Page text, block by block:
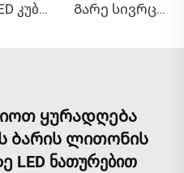
10სმ LED კუბის ნათები წყალგამძლებელი PE პლასტიკის მოსასხენი მედეგი სტილური მდგრადი განათება ბაღისთვის IP65 რეიტინგი Გარე სივრცის მკვეთრად მომვლავე ურკვევლი LED მთის სკამი
ყურადღება
ბარის ლითონის
ნათურებით